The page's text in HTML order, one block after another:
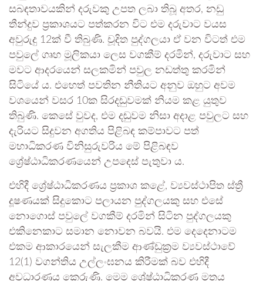
සබඳතාවයකින් දරුවකු උපත ලබා තිබූ අතර, නඩු
තීන්දුව ප්‍රකාශයට පත්කරන විට එම දරුවාට වයස
අවුරුදු 12ක් වී තිබුණි. චූදිත පුද්ගලයා ඒ වන විටත් එම
පවුලේ ගෘහ මූලිකයා ලෙස වගකීම් දරමින්, දරුවාට සහ
මවට ආදරයෙන් සලකමින් පවුල නඩත්තු කරමින්
සිටියේ ය. එහෙත් පවතින නීතියට අනුව ඔහුට අවම
වශයෙන් වසර 10ක සිරදඬුවමක් නියම කළ යුතුව
තිබුණි. කෙසේ වුවද, එම දඬුවම නිසා අදාළ පවුලට සහ
දැරියට සිදුවන අගතිය පිළිබඳ කම්පාවට පත්
මහාධිකරණ විනිසුරුවරිය මේ පිළිබඳව
ශ්‍රේෂ්ඨාධිකරණයෙන් උපදෙස් පැතුවා ය.
එහිදී ශ්‍රේෂ්ඨාධිකරණය ප්‍රකාශ කළේ, ව්‍යවස්ථාපිත ස්ත්‍රී
දූෂණයක් සිදුකොට පලායන පුද්ගලයකු සහ එසේ
නොගොස් පවුලේ වගකීම් දරමින් සිටින පුද්ගලයකු
එකිනෙකාට සමාන නොවන බවයි. එම දෙදෙනාටම
එකම ආකාරයෙන් සැලකීම ආණ්ඩුක්‍රම ව්‍යවස්ථාවේ
12(1) වගන්තිය උල්ලංඝනය කිරීමක් බව එහිදී
අවධාරණය කෙරුණි. මෙම ශ්‍රේෂ්ඨාධිකරණ මතය